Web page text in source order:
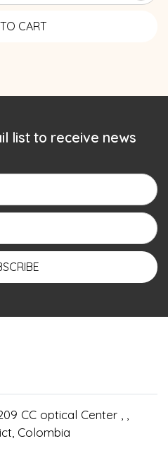
list to receive news
CC optical Center , ,
Colombia